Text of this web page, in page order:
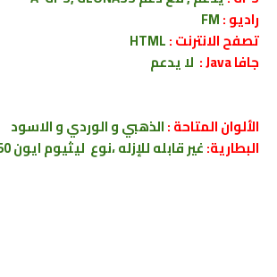
راديو :FM
تصفح الانترنت :
جافا Java :
لا يدعم
الألوان المتاحة :الذهبي و الوردي و الاسود
البطارية:غير قابله للإزله ،نوع ليثيوم ايون 2650 ميلي أمبير